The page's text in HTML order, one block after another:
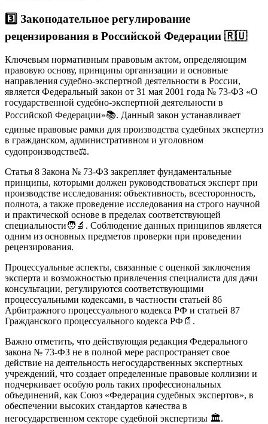
3️⃣ Законодательное регулирование
рецензирования в Российской Федерации 🇷🇺
Ключевым нормативным правовым актом, определяющим
правовую основу, принципы организации и основные
направления судебно-экспертной деятельности в России,
является Федеральный закон от 31 мая 2001 года № 73-ФЗ «О
государственной судебно-экспертной деятельности в
Российской Федерации»📚. Данный закон устанавливает
единые правовые рамки для производства судебных экспертиз
в гражданском, административном и уголовном
судопроизводстве⚖️.
Статья 8 Закона № 73-ФЗ закрепляет фундаментальные
принципы, которыми должен руководствоваться эксперт при
производстве исследования: объективность, всесторонность,
полнота, а также проведение исследования на строго научной
и практической основе в пределах соответствующей
специальности🧑‍🔬. Соблюдение данных принципов является
одним из основных предметов проверки при проведении
рецензирования.
Процессуальные аспекты, связанные с оценкой заключения
эксперта и возможностью привлечения специалиста для дачи
консультации, регулируются соответствующими
процессуальными кодексами, в частности статьей 86
Арбитражного процессуального кодекса РФ и статьей 87
Гражданского процессуального кодекса РФ 📄.
Важно отметить, что действующая редакция Федерального
закона № 73-ФЗ не в полной мере распространяет свое
действие на деятельность негосударственных экспертных
учреждений, что создает определенные правовые коллизии и
подчеркивает особую роль таких профессиональных
объединений, как Союз «Федерация судебных экспертов», в
обеспечении высоких стандартов качества в
негосударственном секторе судебной экспертизы 🏛️.